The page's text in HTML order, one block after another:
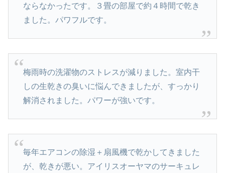
ならなかったです。３畳の部屋で約４時間で乾き
ました。パワフルです。
梅雨時の洗濯物のストレスが減りました。室内干
しの生乾きの臭いに悩んできましたが、すっかり
解消されました。パワーが強いです。
毎年エアコンの除湿＋扇風機で乾かしてきました
が、乾きが悪い。アイリスオーヤマのサーキュレ